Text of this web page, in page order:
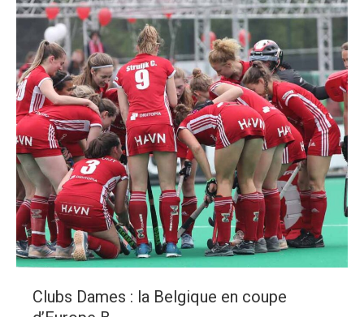
Clubs Dames : la Belgique en coupe